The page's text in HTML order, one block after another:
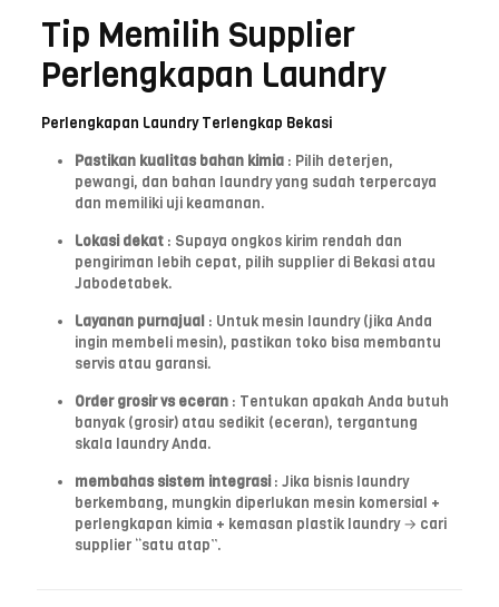
Tip Memilih Supplier
Perlengkapan Laundry
Perlengkapan Laundry Terlengkap Bekasi
Pastikan kualitas bahan kimia: Pilih deterjen,
pewangi, dan bahan laundry yang sudah terpercaya
dan memiliki uji keamanan.
Lokasi dekat: Supaya ongkos kirim rendah dan
pengiriman lebih cepat, pilih supplier di Bekasi atau
Jabodetabek.
Layanan purnajual : Untuk mesin laundry (jika Anda
ingin membeli mesin), pastikan toko bisa membantu
servis atau garansi.
Order grosir vs eceran: Tentukan apakah Anda butuh
banyak (grosir) atau sedikit (eceran), tergantung
skala laundry Anda.
membahas sistem integrasi: Jika bisnis laundry
berkembang, mungkin diperlukan mesin komersial +
perlengkapan kimia + kemasan plastik laundry → cari
supplier “satu atap”.